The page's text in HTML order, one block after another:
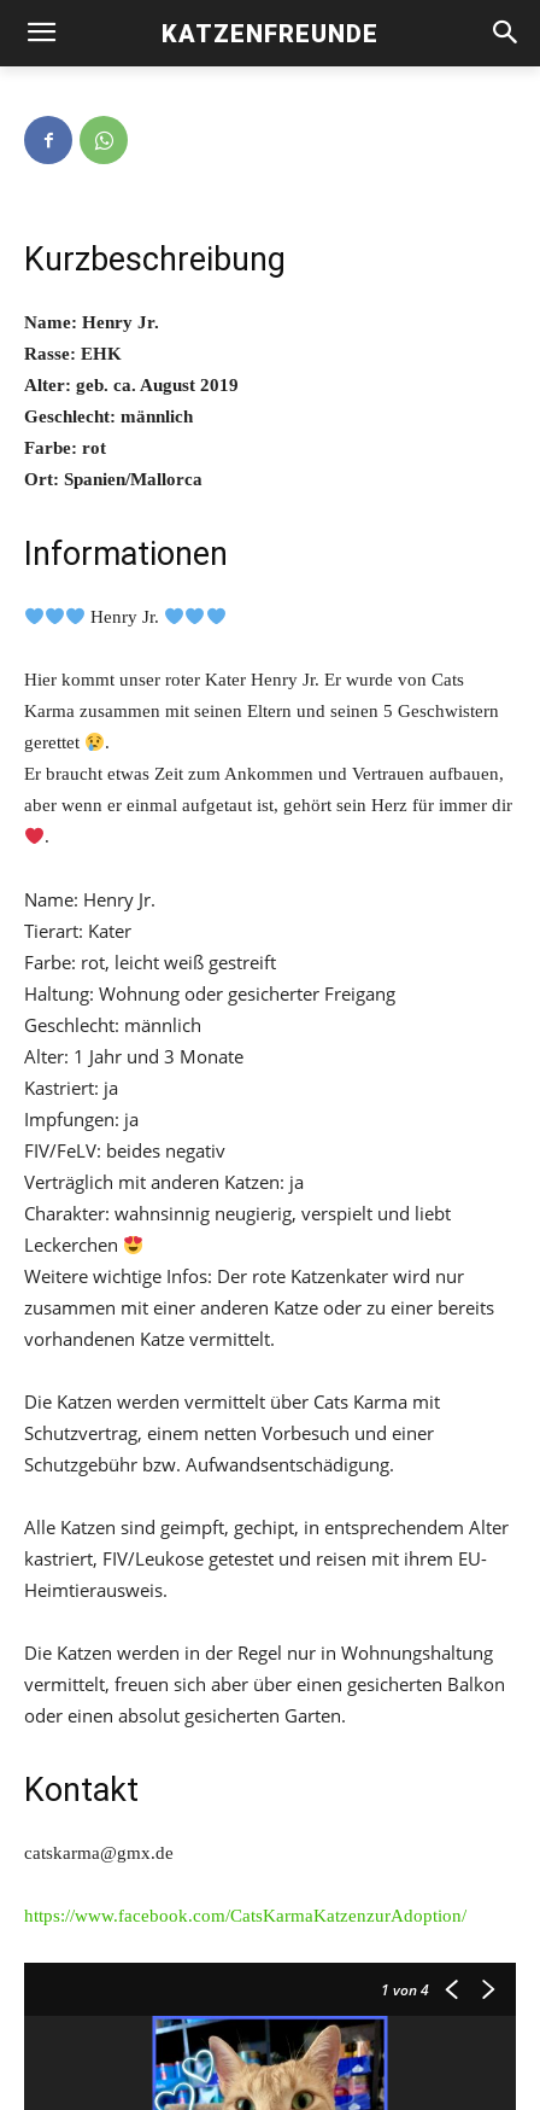
KATZENFREUNDE
Henry Jr. -vermittelt-
Kurzbeschreibung
Name: Henry Jr.
Rasse: EHK
Alter: geb. ca. August 2019
Geschlecht: männlich
Farbe: rot
Ort: Spanien/Mallorca
Informationen
Henry Jr.
Hier kommt unser roter Kater Henry Jr. Er wurde von Cats
Karma zusammen mit seinen Eltern und seinen 5 Geschwistern
gerettet
.
Er braucht etwas Zeit zum Ankommen und Vertrauen aufbauen,
aber wenn er einmal aufgetaut ist, gehört sein Herz für immer dir
.
Name: Henry Jr.
Tierart: Kater
Farbe: rot, leicht weiß gestreift
Haltung: Wohnung oder gesicherter Freigang
Geschlecht: männlich
Alter: 1 Jahr und 3 Monate
Kastriert: ja
Impfungen: ja
FIV/FeLV: beides negativ
Verträglich mit anderen Katzen: ja
Charakter: wahnsinnig neugierig, verspielt und liebt
Leckerchen
Weitere wichtige Infos: Der rote Katzenkater wird nur
zusammen mit einer anderen Katze oder zu einer bereits
vorhandenen Katze vermittelt.
Die Katzen werden vermittelt über Cats Karma mit
Schutzvertrag, einem netten Vorbesuch und einer
Schutzgebühr bzw. Aufwandsentschädigung.
Alle Katzen sind geimpft, gechipt, in entsprechendem Alter
kastriert, FIV/Leukose getestet und reisen mit ihrem EU-
Heimtierausweis.
Die Katzen werden in der Regel nur in Wohnungshaltung
vermittelt, freuen sich aber über einen gesicherten Balkon
oder einen absolut gesicherten Garten.
Kontakt
catskarma@gmx.de
https://www.facebook.com/CatsKarmaKatzenzurAdoption/
1 von 4